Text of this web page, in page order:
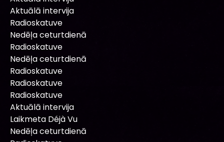
Aktuālā intervija
Radioskatuve
Nedēļa ceturtdienā
Radioskatuve
Nedēļa ceturtdienā
Radioskatuve
Radioskatuve
Radioskatuve
Aktuālā intervija
Laikmeta Déjà Vu
Nedēļa ceturtdienā